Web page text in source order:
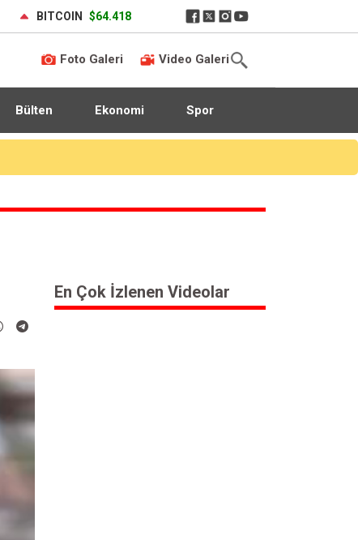
BITCOIN $64.418
Foto Galeri Video Galeri
Bülten Ekonomi Spor
En Çok İzlenen Videolar